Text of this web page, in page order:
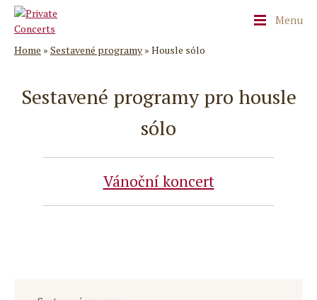
Menu
Home » Sestavené programy » Housle sólo
Sestavené programy pro housle
sólo
Vánoční koncert